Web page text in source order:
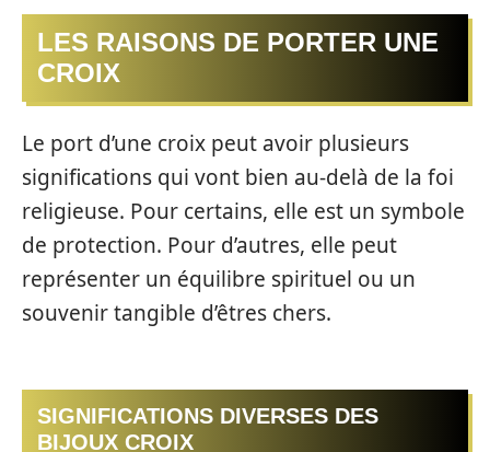
LES RAISONS DE PORTER UNE
CROIX
Le port d’une croix peut avoir plusieurs
significations qui vont bien au-delà de la foi
religieuse. Pour certains, elle est un symbole
de protection. Pour d’autres, elle peut
représenter un équilibre spirituel ou un
souvenir tangible d’êtres chers.
SIGNIFICATIONS DIVERSES DES
BIJOUX CROIX